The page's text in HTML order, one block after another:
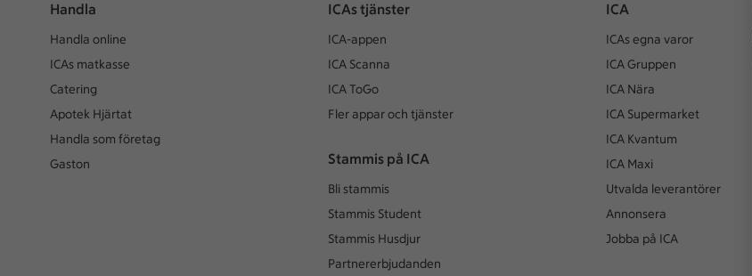
Handla
Handla online
ICAs matkasse
Catering
Apotek Hjärtat
Handla som företag
Gaston
ICAs tjänster
ICA-appen
ICA Scanna
ICA ToGo
Fler appar och tjänster
Stammis på ICA
Bli stammis
Stammis Student
Stammis Husdjur
Partnererbjudanden
ICA
ICAs egna varor
ICA Gruppen
ICA Nära
ICA Supermarket
ICA Kvantum
ICA Maxi
Utvalda leverantörer
Annonsera
Jobba på ICA